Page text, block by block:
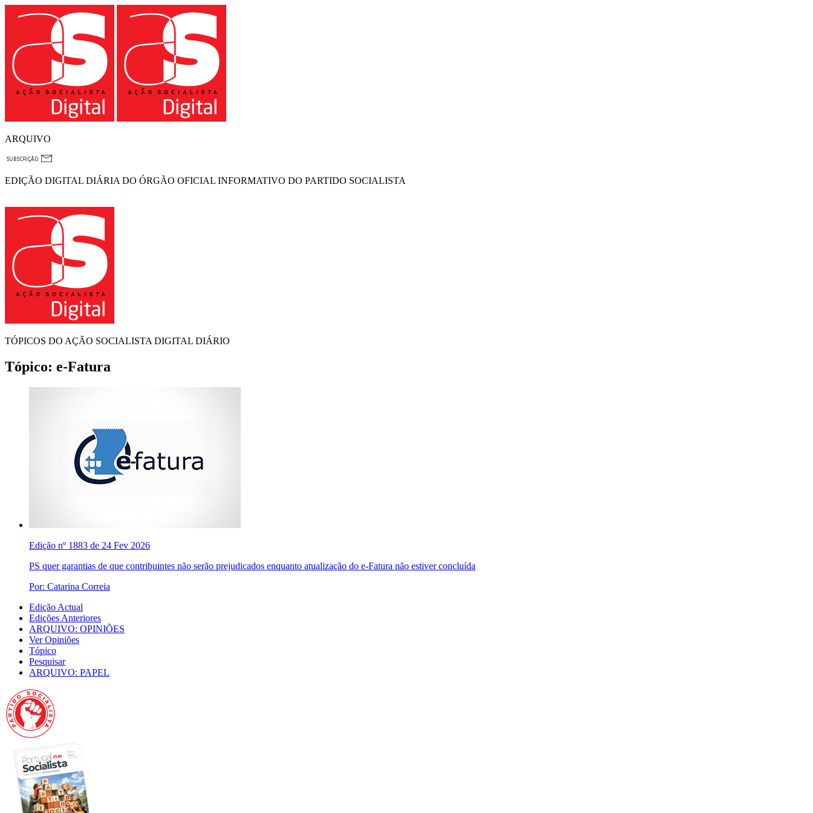
ARQUIVO
EDIÇÃO DIGITAL DIÁRIA DO ÓRGÃO OFICIAL INFORMATIVO DO PARTIDO SOCIALISTA
TÓPICOS DO AÇÃO SOCIALISTA DIGITAL DIÁRIO
Tópico: e-Fatura
Edição nº 1883 de 24 Fev 2026
PS quer garantias de que contribuintes não serão prejudicados enquanto atualização do e-Fatura não estiver concluída
Por: Catarina Correia
Edição Actual
Edições Anteriores
ARQUIVO: OPINIÕES
Ver Opiniões
Tópico
Pesquisar
ARQUIVO: PAPEL